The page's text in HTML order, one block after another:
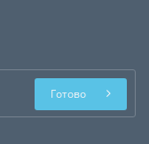
Готово